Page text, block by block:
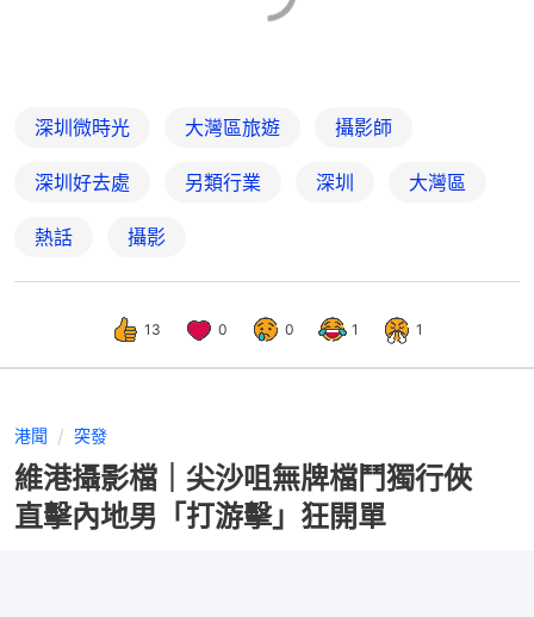
深圳微時光 大灣區旅遊 攝影師
深圳好去處 另類行業 深圳 大灣區
熱話 攝影
13 0 0 1 1
港聞 突發
維港攝影檔｜尖沙咀無牌檔鬥獨行俠
直擊內地男「打游擊」狂開單